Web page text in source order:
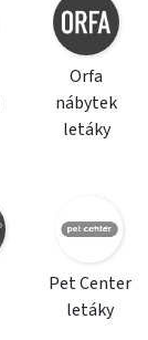
Orfa
nábytek
letáky
Pet Center
letáky